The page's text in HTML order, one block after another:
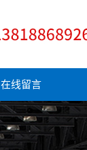
在线留言